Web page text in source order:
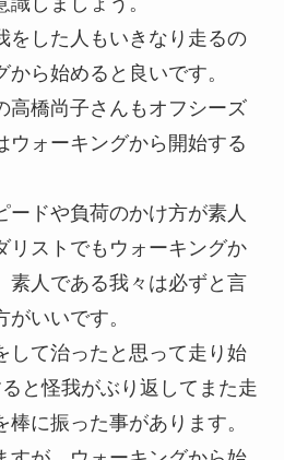
をした人もいきなり走るの
ら始めると良いです。
高橋尚子さんもオフシーズ
ウォーキングから開始する
ードや負荷のかけ方が素人
リストでもウォーキングか
素人である我々は必ずと言
いいです。
して治ったと思って走り始
と怪我がぶり返してまた走
に振った事があります。